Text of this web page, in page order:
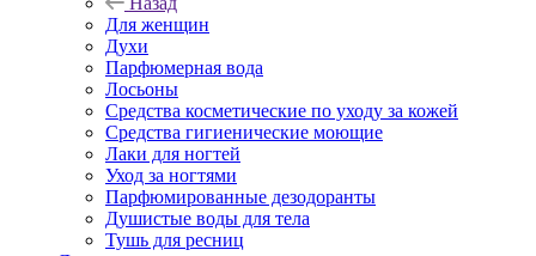
Для женщин
Духи
Парфюмерная вода
Лосьоны
Средства косметические по уходу за кожей
Средства гигиенические моющие
Лаки для ногтей
Уход за ногтями
Парфюмированные дезодоранты
Душистые воды для тела
Тушь для ресниц